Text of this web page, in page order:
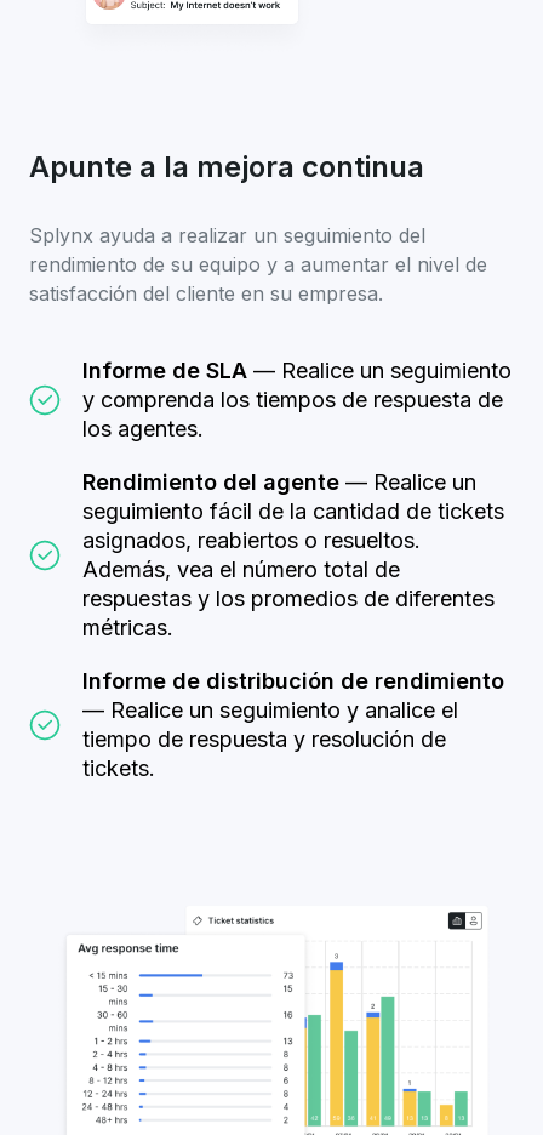
Apunte a la mejora continua
Splynx ayuda a realizar un seguimiento del
rendimiento de su equipo y a aumentar el nivel de
satisfacción del cliente en su empresa.
Informe de SLA — Realice un seguimiento
y comprenda los tiempos de respuesta de
los agentes.
Rendimiento del agente — Realice un
seguimiento fácil de la cantidad de tickets
asignados, reabiertos o resueltos.
Además, vea el número total de
respuestas y los promedios de diferentes
métricas.
Informe de distribución de rendimiento
— Realice un seguimiento y analice el
tiempo de respuesta y resolución de
tickets.